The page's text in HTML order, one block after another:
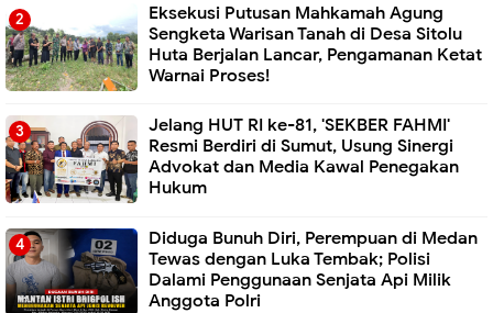
Eksekusi Putusan Mahkamah Agung
Sengketa Warisan Tanah di Desa Sitolu
Huta Berjalan Lancar, Pengamanan Ketat
Warnai Proses!
Jelang HUT RI ke-81, 'SEKBER FAHMI'
Resmi Berdiri di Sumut, Usung Sinergi
Advokat dan Media Kawal Penegakan
Hukum
Diduga Bunuh Diri, Perempuan di Medan
Tewas dengan Luka Tembak; Polisi
Dalami Penggunaan Senjata Api Milik
Anggota Polri